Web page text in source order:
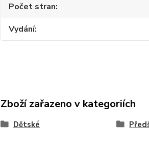
Počet stran
Vydání
Zboží zařazeno v kategoriích
Dětské